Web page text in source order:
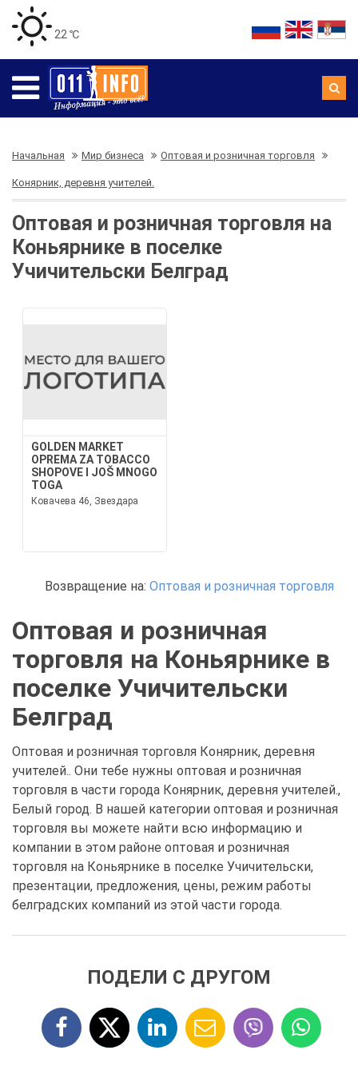
22 ℃
Начальная Мир бизнеса Оптовая и розничная торговля
Конярник, деревня учителей.
Оптовая и розничная торговля на
Коньярнике в поселке
Учичительски Белград
GOLDEN MARKET
OPREMA ZA TOBACCO
SHOPOVE I JOŠ MNOGO
TOGA
Ковачева 46, Звездара
Возвращение на: Оптовая и розничная торговля
Оптовая и розничная
торговля на Коньярнике в
поселке Учичительски
Белград
Оптовая и розничная торговля Конярник, деревня
учителей.. Они тебе нужны оптовая и розничная
торговля в части города Конярник, деревня учителей.,
Белый город. В нашей категории оптовая и розничная
торговля вы можете найти всю информацию и
компании в этом районе оптовая и розничная
торговля на Коньярнике в поселке Учичительски,
презентации, предложения, цены, режим работы
белградских компаний из этой части города.
ПОДЕЛИ С ДРУГОМ